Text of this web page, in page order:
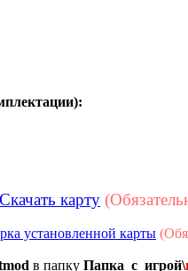
Скачать карту
установленной карты
в папку Папка_с_игрой\